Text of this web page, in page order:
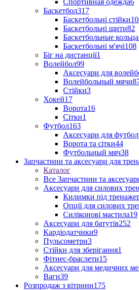
Спортивная одежда6
Баскетбол317
Баскетбольні стійки
Баскетбольні щити82
Баскетбольные кольца
Баскетбольні м'ячі108
Біг на дистанції1
Волейбол99
Аксесуари для
Волейбольный мячи
Стійки3
Хокей17
Ворота16
Сітки1
Футбол163
Аксесуари для
Ворота та сітки44
Футбольный мяч38
Запчастини та аксесуари для
Каталог
Все Запчастини та
Аксесуари для силових
Килимки під
Опції для силових
Силіконові мастила19
Аксесуари для батутів252
Кардіодатчики9
Пульсометри3
Стійки для зберігання1
Фітнес-браслети15
Аксесуари для медичних
Ваги39
Розпродаж з вітрини175